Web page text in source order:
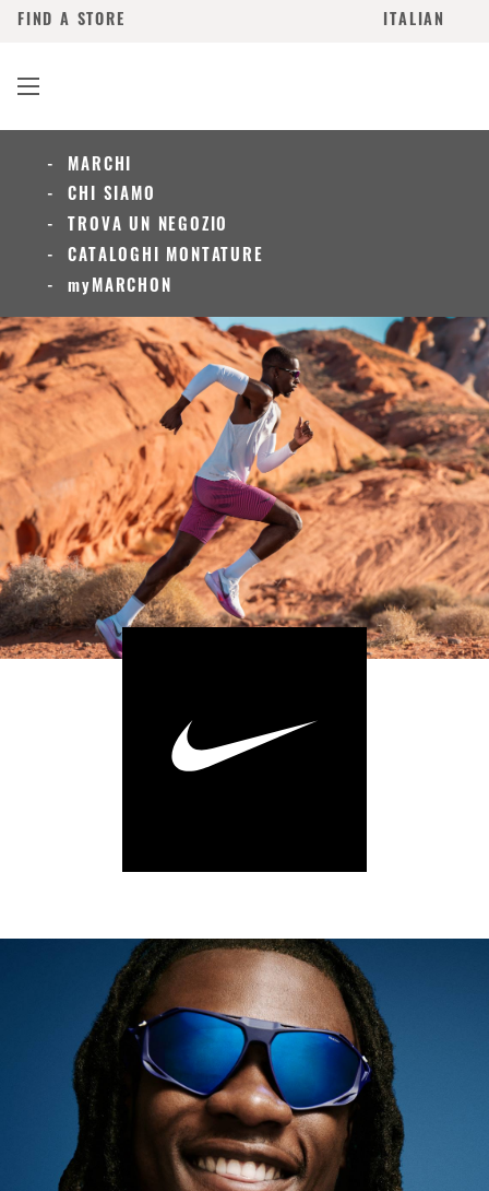
ITALIAN
FIND A STORE
MARCHI
CHI SIAMO
TROVA UN NEGOZIO
CATALOGHI MONTATURE
myMARCHON